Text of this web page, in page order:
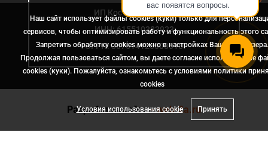
вас появятся вопросы.
ИП Костромина Л.Б.
ИНН: 615510383923
ОГРН: 307614126000015
Разработка сайта- web-2a.ru
Наш сайт использует файлы cookies (куки) только для
сервисов, чтобы оптимизировать работу и функциональность этого
Запретить обработку cookies можно в настройках Вашего браузера.
Продолжая пользоваться сайтом, вы даете согласие использование
cookies (куки). Пожалуйста, ознакомьтесь с условиями политики
сookies
Условия использования cookie Принять